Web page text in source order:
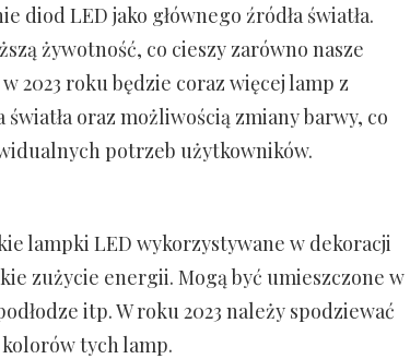
LED jako głównego źródła światła.
żywotność, co cieszy zarówno nasze
2023 roku będzie coraz więcej lamp z
oraz możliwością zmiany barwy, co
potrzeb użytkowników.
lampki LED wykorzystywane w dekoracji
zużycie energii. Mogą być umieszczone w
itp. W roku 2023 należy spodziewać
tych lamp.